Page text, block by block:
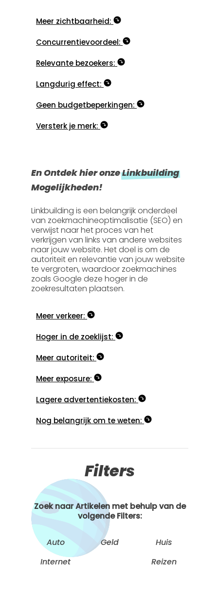
Meer zichtbaarheid:
Concurrentievoordeel:
Relevante bezoekers:
Langdurig effect:
Geen budgetbeperkingen:
Versterk je merk:
En Ontdek hier onzeLinkbuilding
Mogelijkheden!
Linkbuilding is een belangrijk onderdeel
van zoekmachineoptimalisatie (SEO) en
verwijst naar het proces van het
verkrijgen van links van andere websites
naar jouw website. Het doel is om de
autoriteit en relevantie van jouw website
te vergroten, waardoor zoekmachines
zoals Google deze hoger in de
zoekresultaten plaatsen.
Meer verkeer:
Hoger in de zoeklijst:
Meer autoriteit:
Meer exposure:
Lagere advertentiekosten:
Nog belangrijk om te weten:
Filters
Zoek naar Artikelen met behulp van de
volgende Filters:
Auto Geld
Huis
Internet
Reizen